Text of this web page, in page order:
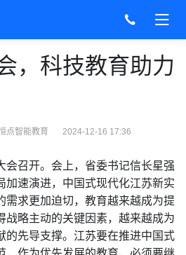
，科技教育助力
点智能教育 2024-12-16 17:36
会召开。会上，省委书记信长星强
加速演进，中国式现代化江苏新实
需求更加迫切，教育越来越成为提
战略主动的关键因素，越来越成为
的先导支撑。江苏要在推进中国式